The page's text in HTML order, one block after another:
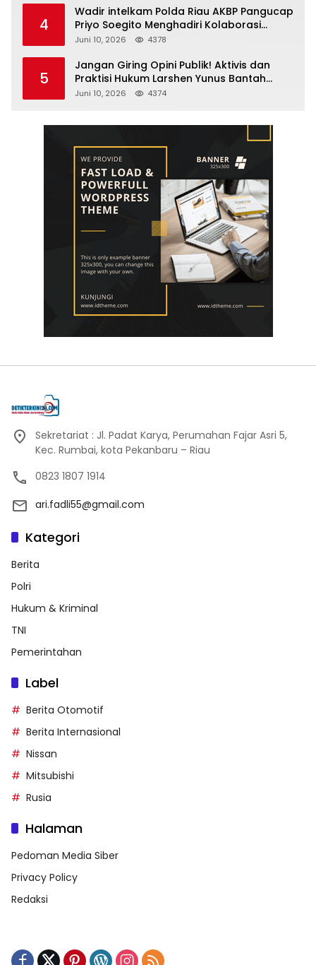
4
Wadir intelkam Polda Riau AKBP Pangucap
Priyo Soegito Menghadiri Kolaborasi
Selamatkan Lingkungan Cegah Karhutla
Juni 10, 2026 4378
5
Jangan Giring Opini Publik! Aktivis dan
Praktisi Hukum Larshen Yunus Bantah
Tuduhan Soal Gelar Profesor Sufmi Dasco
Juni 10, 2026 4374
Sekretariat : Jl. Padat Karya, Perumahan Fajar Asri 5,
Kec. Rumbai, kota Pekanbaru – Riau
0823 1807 1914
ari.fadli55@gmail.com
Kategori
Berita
Polri
Hukum & Kriminal
TNI
Pemerintahan
Label
Berita Otomotif
Berita Internasional
Nissan
Mitsubishi
Rusia
Halaman
Pedoman Media Siber
Privacy Policy
Redaksi